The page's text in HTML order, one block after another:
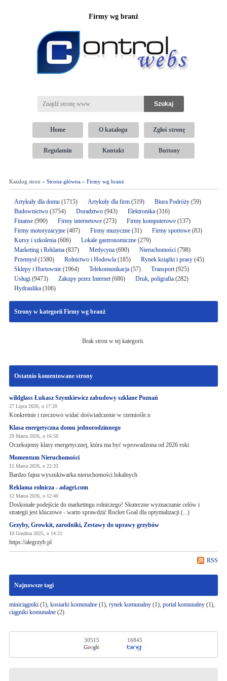
Firmy wg branż
Home O katalogu Zgłoś stronę
Regulamin Kontakt Buttony
Katalog stron » Strona główna» Firmy wg branż
Artykuły dla domu(1715) Artykuły dla firm(519) Biura Podróży(59)
Budownictwo(3754) Doradztwo(943) Elektronika (316)
Finanse(990) Firmy internetowe (273) Firmy komputerowe(137)
Firmy motoryzacyjne(407) Firmy muzyczne(31) Firmy sportowe(83)
Kursy i szkolenia(606) Lokale gastronomiczne(279)
Marketing i Reklama(837) Medycyna(690) Nieruchomości(798)
Przemysł(1580) Rolnictwo i Hodowla(185) Rynek książki i prasy(45)
Sklepy i Hurtownie(1964) Telekomunikacja(57) Transport(925)
Usługi(9473) Zakupy przez Internet(686) Druk, poligrafia(282)
Hydraulika(106)
Strony w kategorii Firmy wg branż
Brak stron w tej kategorii.
Ostatnio komentowane strony
wildglass Łukasz Szymkiewicz zabudowy szklane Poznań
27 Lipca 2026, o 17:20
Konkretnie i rzeczowo widać doświadczenie w rzemiośle.n
Klasa energetyczna domu jednorodzinnego
29 Marca 2026, o 16:50
Oczekujemy klasy energetycznej, która ma być wprowadzona od 2026 roki
Momentum Nieruchomości
15 Marca 2026, o 22:33
Bardzo fajna wyszukiwarka nieruchomości lokalnych
Reklama rolnicza - adagri.com
12 Marca 2026, o 12:40
Doskonałe podejście do marketingu rolniczego! Skuteczne wyznaczanie celów i
strategii jest kluczowe - warto sprawdzić Rocket Goal dla optymalizacji (...)
Grzyby, Growkit, zarodniki, Zestawy do uprawy grzybów
10 Grudnia 2025, o 14:21
https://alegrzyb.pl
RSS
Najnowsze tagi
miniciągniki(1), kosiarki komunalne(1), rynek komunalny(1), portal komunalny(1),
ciągniki komunalne(2)
30515 16845